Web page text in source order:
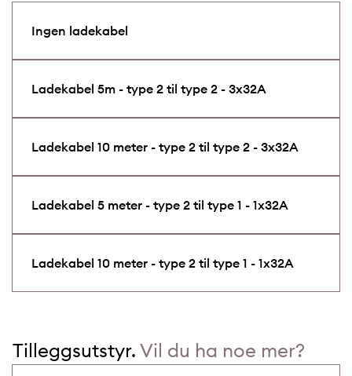
Ingen ladekabel
Ladekabel 5m - type 2 til type 2 - 3x32A
Ladekabel 10 meter - type 2 til type 2 - 3x32A
Ladekabel 5 meter - type 2 til type 1 - 1x32A
Ladekabel 10 meter - type 2 til type 1 - 1x32A
Tilleggsutstyr. Vil du ha noe mer?